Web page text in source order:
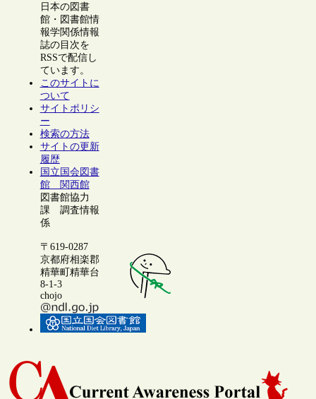
日本の図書
館・図書館情
報学関係情報
誌の目次を
RSSで配信し
ています。
このサイトに
ついて
サイトポリシ
ー
検索の方法
サイトの更新
履歴
国立国会図書
館 関西館
図書館協力
課 調査情報
係
〒619-0287
京都府相楽郡
精華町精華台
8-1-3
chojo